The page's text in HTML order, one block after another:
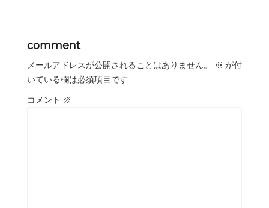
comment
メールアドレスが公開されることはありません。 ※ が付
いている欄は必須項目です
コメント ※